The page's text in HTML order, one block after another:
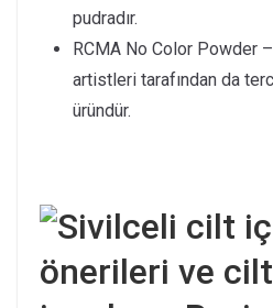
pudradır.
RCMA No Color Powder
artistleri tarafından da
üründür.